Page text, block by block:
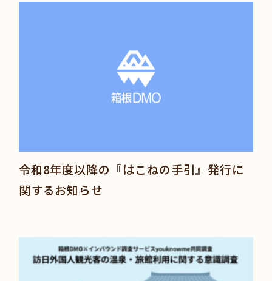
令和8年度以降の『はこねの手引』発行に
関するお知らせ